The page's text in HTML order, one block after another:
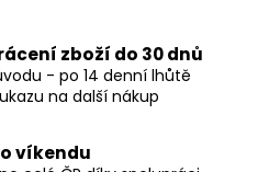
zboží do 30 dnů
- po 14 denní lhůtě
na další nákup
víkendu